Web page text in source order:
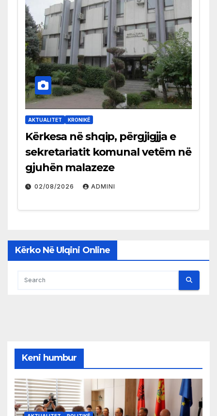
AKTUALITET KRONIKË
Kërkesa në shqip, përgjigjja e
sekretariatit komunal vetëm në
gjuhën malazeze
02/08/2026 ADMINI
Kërko Në Ulqini Online
Keni humbur